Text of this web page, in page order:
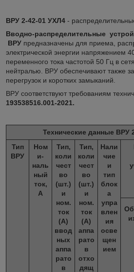
ВРУ 2-42-01 УХЛ4 -
Вводно-распределительные
ВРУ предназначены для приема,
электрической энергии напряжением
переменного тока частотой 50 Гц в
нейтралью. ВРУ обеспечивают также
перегрузок и коротких замыканий.
ВРУ соответствуют требованиям
193538516.001-2021.
Технические данные ВРУ
Тип
ВРУ
Ном
и-
наль
ный
ток,
А
Тип,
коли
чест
во
(шт.)
и
ном.
ток
(А)
ввод
ных
аппа
рато
в
Тип,
коли
чест
во
(шт.)
и
ном.
ток
(А)
аппа
рато
в
отхо
дящ
Нали
чие
и
тип
блок
а
упра
влен
ия
осве
щен
ием